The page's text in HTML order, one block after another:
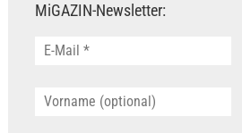
MiGAZIN-Newsletter: